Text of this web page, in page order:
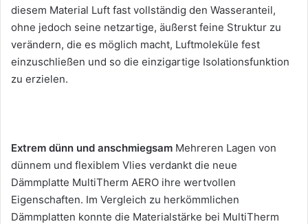
diesem Material Luft fast vollständig den Wasseranteil,
ohne jedoch seine netzartige, äußerst feine Struktur zu
verändern, die es möglich macht, Luftmoleküle fest
einzuschließen und so die einzigartige Isolationsfunktion
zu erzielen.
Extrem dünn und anschmiegsam Mehreren Lagen von
dünnem und flexiblem Vlies verdankt die neue
Dämmplatte MultiTherm AERO ihre wertvollen
Eigenschaften. Im Vergleich zu herkömmlichen
Dämmplatten konnte die Materialstärke bei MultiTherm